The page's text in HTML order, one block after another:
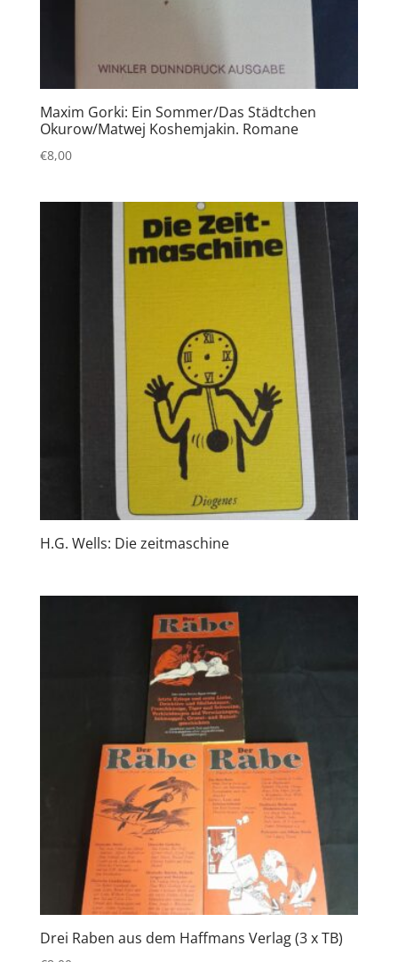
Maxim Gorki: Ein Sommer/Das Städtchen
Okurow/Matwej Koshemjakin. Romane
€8,00
H.G. Wells: Die zeitmaschine
Drei Raben aus dem Haffmans Verlag (3 x TB)